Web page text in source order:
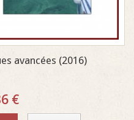
avancées (2016)
€